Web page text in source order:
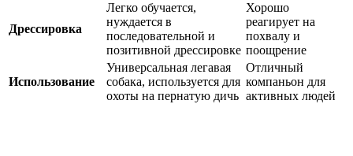
Дрессировка
Легко обучается,
нуждается в
последовательной и
позитивной дрессировке
Хорошо
реагирует на
похвалу и
поощрение
Использование
Универсальная легавая
собака, используется для
охоты на пернатую дичь
Отличный
компаньон для
активных людей